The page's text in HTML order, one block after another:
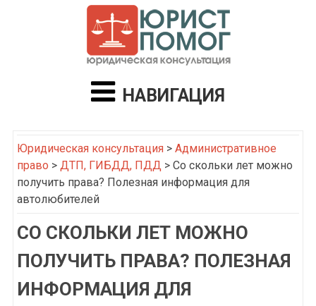
НАВИГАЦИЯ
Юридическая консультация> Административное
право > ДТП, ГИБДД, ПДД> Со скольки лет можно
получить права? Полезная информация для
автолюбителей
СО СКОЛЬКИ ЛЕТ МОЖНО
ПОЛУЧИТЬ ПРАВА? ПОЛЕЗНАЯ
ИНФОРМАЦИЯ ДЛЯ